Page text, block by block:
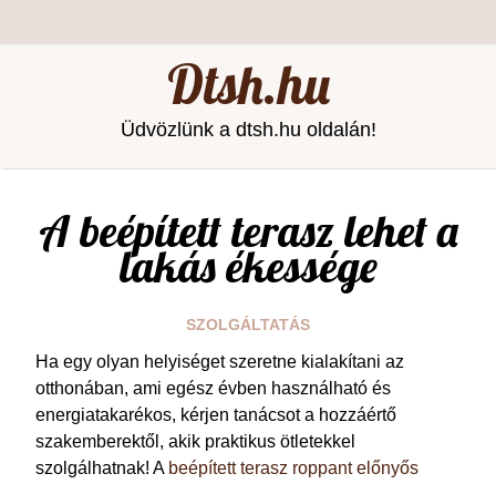
Dtsh.hu
Üdvözlünk a dtsh.hu oldalán!
A beépített terasz lehet a
lakás ékessége
SZOLGÁLTATÁS
Ha egy olyan helyiséget szeretne kialakítani az
otthonában, ami egész évben használható és
energiatakarékos, kérjen tanácsot a hozzáértő
szakemberektől, akik praktikus ötletekkel
szolgálhatnak! A beépített terasz roppant előnyős